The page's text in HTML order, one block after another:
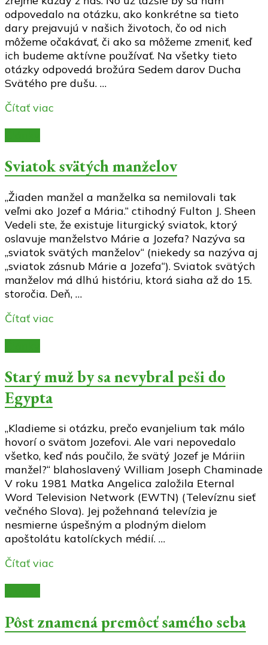
odpovedalo na otázku, ako konkrétne sa tieto
dary prejavujú v našich životoch, čo od nich
môžeme očakávať, či ako sa môžeme zmeniť, keď
ich budeme aktívne používať. Na všetky tieto
otázky odpovedá brožúra Sedem darov Ducha
Svätého pre dušu. …
Čítať viac
Sviatok svätých manželov
„Žiaden manžel a manželka sa nemilovali tak
veľmi ako Jozef a Mária.“ ctihodný Fulton J. Sheen
Vedeli ste, že existuje liturgický sviatok, ktorý
oslavuje manželstvo Márie a Jozefa? Nazýva sa
„sviatok svätých manželov“ (niekedy sa nazýva aj
„sviatok zásnub Márie a Jozefa“). Sviatok svätých
manželov má dlhú históriu, ktorá siaha až do 15.
storočia. Deň, …
Čítať viac
Starý muž by sa nevybral peši do
Egypta
„Kladieme si otázku, prečo evanjelium tak málo
hovorí o svätom Jozefovi. Ale vari nepovedalo
všetko, keď nás poučilo, že svätý Jozef je Máriin
manžel?“ blahoslavený William Joseph Chaminade
V roku 1981 Matka Angelica založila Eternal
Word Television Network (EWTN) (Televíznu sieť
večného Slova). Jej požehnaná televízia je
nesmierne úspešným a plodným dielom
apoštolátu katolíckych médií. …
Čítať viac
Pôst znamená premôcť samého seba